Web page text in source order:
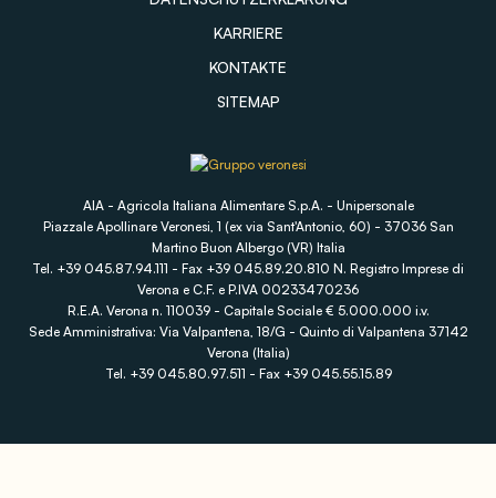
KARRIERE
KONTAKTE
SITEMAP
AIA - Agricola Italiana Alimentare S.p.A. - Unipersonale
Piazzale Apollinare Veronesi, 1 (ex via Sant'Antonio, 60) - 37036 San
Martino Buon Albergo (VR) Italia
Tel. +39 045.87.94.111 - Fax +39 045.89.20.810 N. Registro Imprese di
Verona e C.F. e P.IVA 00233470236
R.E.A. Verona n. 110039 - Capitale Sociale € 5.000.000 i.v.
Sede Amministrativa: Via Valpantena, 18/G - Quinto di Valpantena 37142
Verona (Italia)
Tel. +39 045.80.97.511 - Fax +39 045.55.15.89